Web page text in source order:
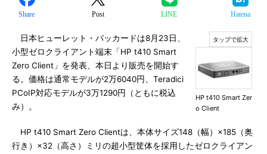
Share Post LINE Hatena
HP t410 Smart Zer
o Client
日本ヒューレット・パッカードは8月23日、
小型ゼロクライアント端末「HP t410 Smart
Zero Client」を発表、本日より販売を開始す
る。価格は通常モデルが2万6040円、Teradici
PCoIP対応モデルが3万1290円（ともに税込
み）。
HP t410 Smart Zero Clientは、本体サイズ148（幅）×185（奥
行き）×32（高さ）ミリの超小型筐体を採用したゼロクライアン